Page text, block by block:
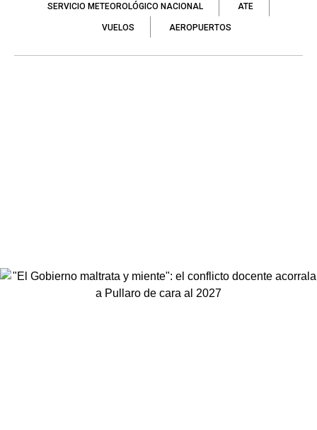
SERVICIO METEOROLÓGICO NACIONAL ATE
VUELOS AEROPUERTOS